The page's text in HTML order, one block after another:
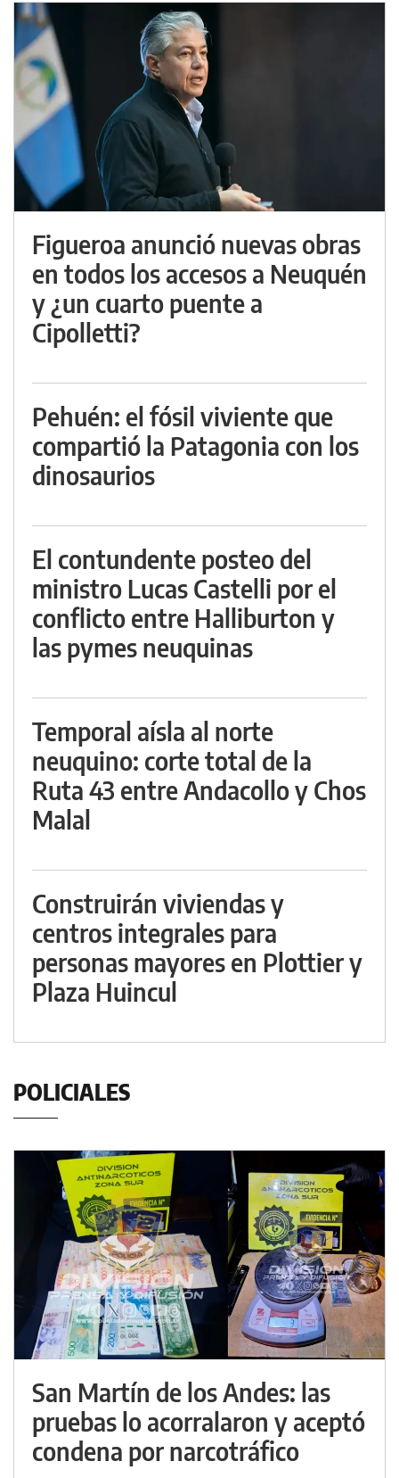
Figueroa anunció nuevas obras
en todos los accesos a Neuquén
y ¿un cuarto puente a
Cipolletti?
Pehuén: el fósil viviente que
compartió la Patagonia con los
dinosaurios
El contundente posteo del
ministro Lucas Castelli por el
conflicto entre Halliburton y
las pymes neuquinas
Temporal aísla al norte
neuquino: corte total de la
Ruta 43 entre Andacollo y Chos
Malal
Construirán viviendas y
centros integrales para
personas mayores en Plottier y
Plaza Huincul
POLICIALES
San Martín de los Andes: las
pruebas lo acorralaron y aceptó
condena por narcotráfico